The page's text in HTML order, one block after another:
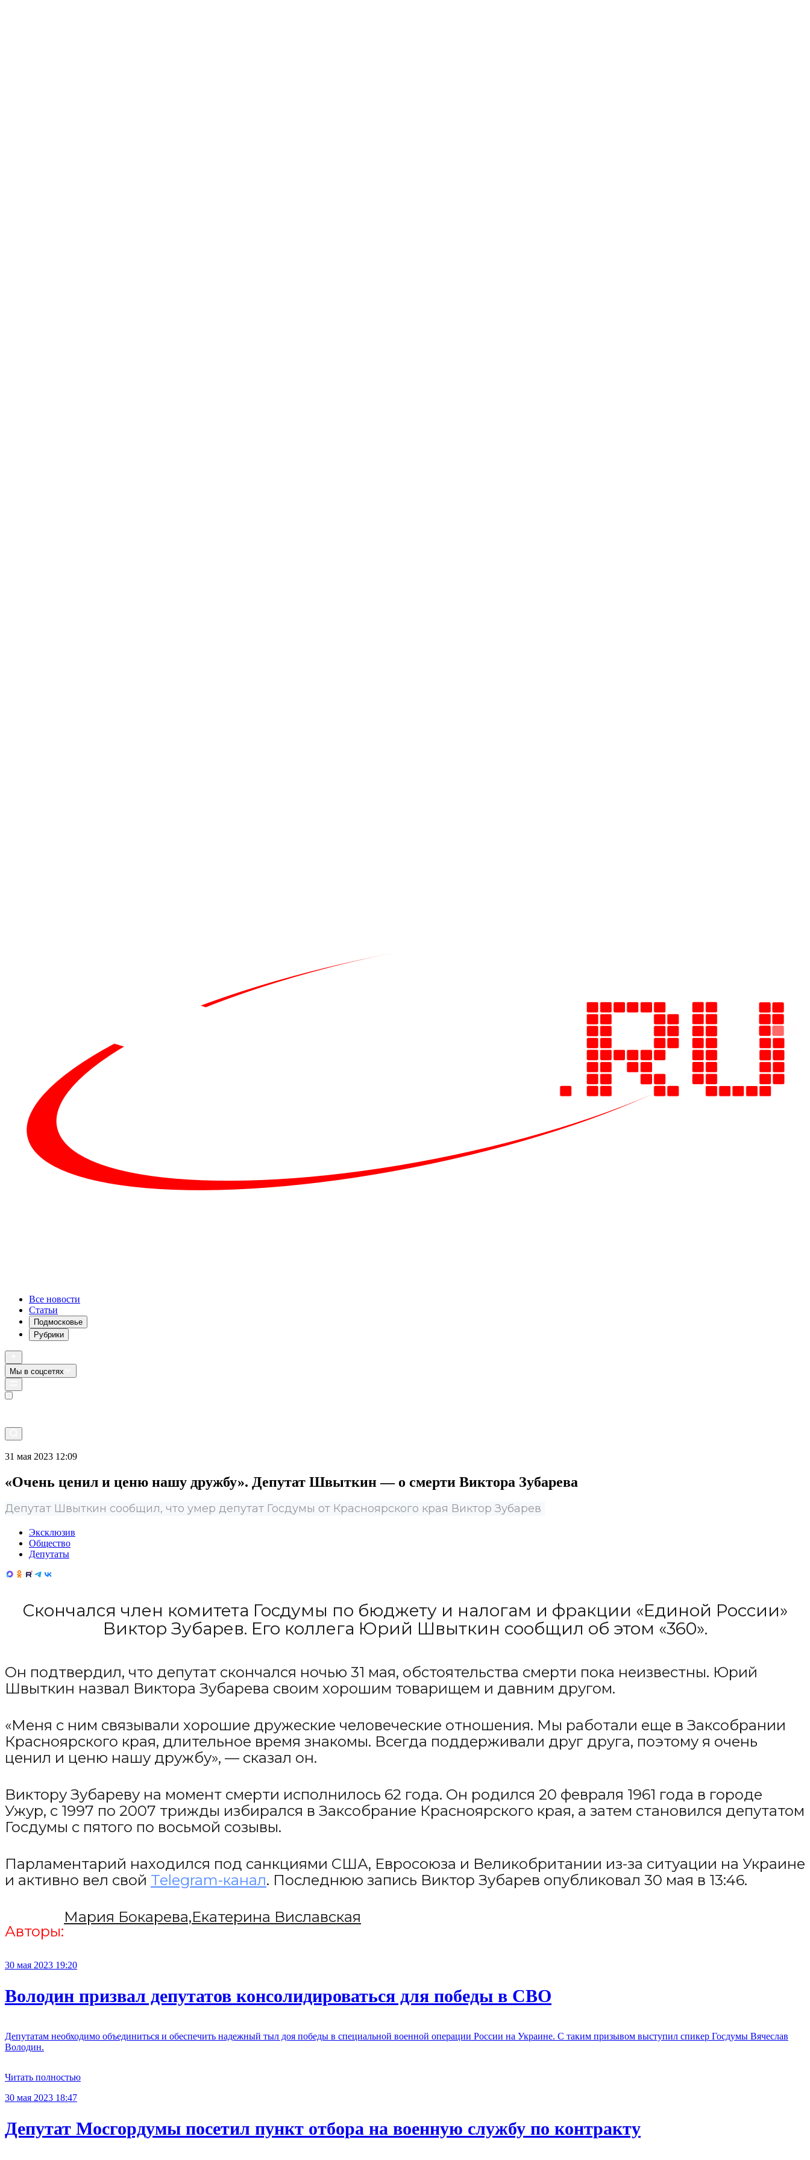
Все новости
Статьи
Подмосковье
Рубрики
Мы в соцсетях
31 мая 2023 12:09
«Очень ценил и ценю нашу дружбу». Депутат Швыткин — о смерти Виктора Зубарева
Депутат Швыткин сообщил, что умер депутат Госдумы от Красноярского края Виктор Зубарев
Эксклюзив
Общество
Депутаты
Скончался член комитета Госдумы по бюджету и налогам и фракции «Единой России»
Виктор Зубарев. Его коллега Юрий Швыткин сообщил об этом «360».
Он подтвердил, что депутат скончался ночью 31 мая, обстоятельства смерти пока неизвестны. Юрий
Швыткин назвал Виктора Зубарева своим хорошим товарищем и давним другом.
«Меня с ним связывали хорошие дружеские человеческие отношения. Мы работали еще в Заксобрании
Красноярского края, длительное время знакомы. Всегда поддерживали друг друга, поэтому я очень
ценил и ценю нашу дружбу», — сказал он.
Виктору Зубареву на момент смерти исполнилось 62 года. Он родился 20 февраля 1961 года в городе
Ужур, с 1997 по 2007 трижды избирался в Заксобрание Красноярского края, а затем становился депутатом
Госдумы с пятого по восьмой созывы.
Парламентарий находился под санкциями США, Евросоюза и Великобритании из-за ситуации на Украине
и активно вел свой Telegram-канал. Последнюю запись Виктор Зубарев опубликовал 30 мая в 13:46.
Авторы:
Мария Бокарева,Екатерина Виславская
30 мая 2023 19:20
Володин призвал депутатов консолидироваться для победы в СВО
Депутатам необходимо объединиться и обеспечить надежный тыл доя победы в специальной военной операции России на Украине. С таким призывом выступил спикер Госдумы Вячеслав
Володин.
Читать полностью
30 мая 2023 18:47
Депутат Мосгордумы посетил пункт отбора на военную службу по контракту